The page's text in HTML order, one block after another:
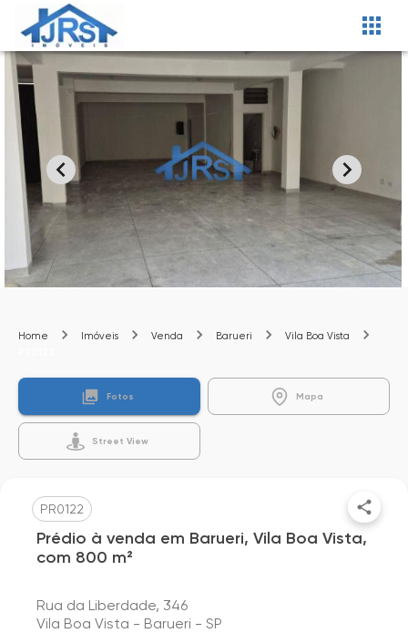
Home Imóveis Venda Barueri
Vila Boa Vista
Fotos Mapa
Street View
PR0122
Prédio à venda em Barueri, Vila Boa Vista,
com 800 m²
Rua da Liberdade, 346
Vila Boa Vista - Barueri - SP